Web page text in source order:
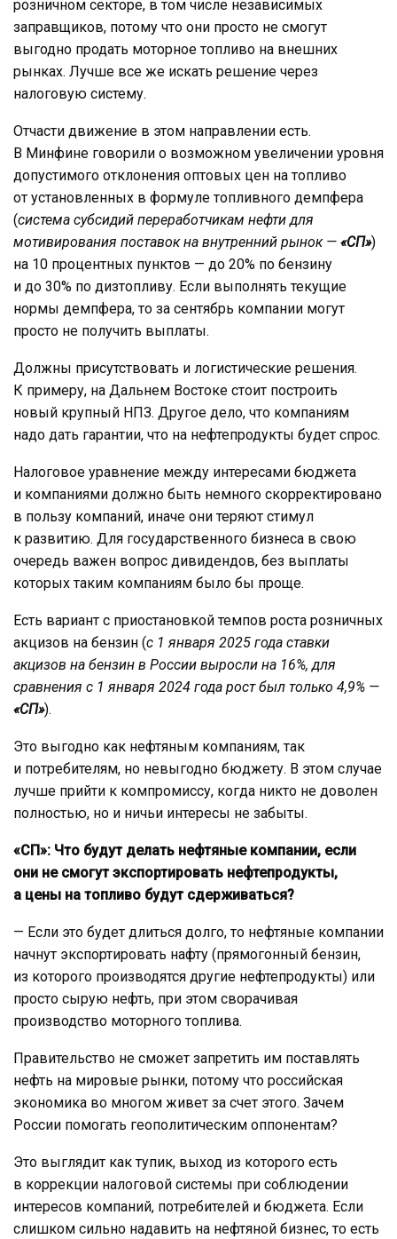
розничном секторе, в том числе независимых
заправщиков, потому что они просто не смогут
выгодно продать моторное топливо на внешних
рынках. Лучше все же искать решение через
налоговую систему.
Отчасти движение в этом направлении есть.
В Минфине говорили о возможном увеличении уровня
допустимого отклонения оптовых цен на топливо
от установленных в формуле топливного демпфера
(система субсидий переработчикам нефти для
мотивирования поставок на внутренний рынок — «СП»)
на 10 процентных пунктов — до 20% по бензину
и до 30% по дизтопливу. Если выполнять текущие
нормы демпфера, то за сентябрь компании могут
просто не получить выплаты.
Должны присутствовать и логистические решения.
К примеру, на Дальнем Востоке стоит построить
новый крупный НПЗ. Другое дело, что компаниям
надо дать гарантии, что на нефтепродукты будет спрос.
Налоговое уравнение между интересами бюджета
и компаниями должно быть немного скорректировано
в пользу компаний, иначе они теряют стимул
к развитию. Для государственного бизнеса в свою
очередь важен вопрос дивидендов, без выплаты
которых таким компаниям было бы проще.
Есть вариант с приостановкой темпов роста розничных
акцизов на бензин (с 1 января 2025 года ставки
акцизов на бензин в России выросли на 16%, для
сравнения с 1 января 2024 года рост был только 4,9% —
«СП»).
Это выгодно как нефтяным компаниям, так
и потребителям, но невыгодно бюджету. В этом случае
лучше прийти к компромиссу, когда никто не доволен
полностью, но и ничьи интересы не забыты.
«СП»: Что будут делать нефтяные компании, если
они не смогут экспортировать нефтепродукты,
а цены на топливо будут сдерживаться?
— Если это будет длиться долго, то нефтяные компании
начнут экспортировать нафту (прямогонный бензин,
из которого производятся другие нефтепродукты) или
просто сырую нефть, при этом сворачивая
производство моторного топлива.
Правительство не сможет запретить им поставлять
нефть на мировые рынки, потому что российская
экономика во многом живет за счет этого. Зачем
России помогать геополитическим оппонентам?
Это выглядит как тупик, выход из которого есть
в коррекции налоговой системы при соблюдении
интересов компаний, потребителей и бюджета. Если
слишком сильно надавить на нефтяной бизнес, то есть